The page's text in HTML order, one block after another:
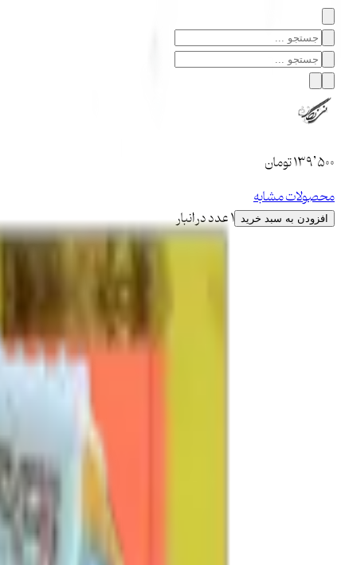
۱۳۹٬۵۰۰تومان
محصولات مشابه
افزودن به سبد خرید 1 عدد در انبار